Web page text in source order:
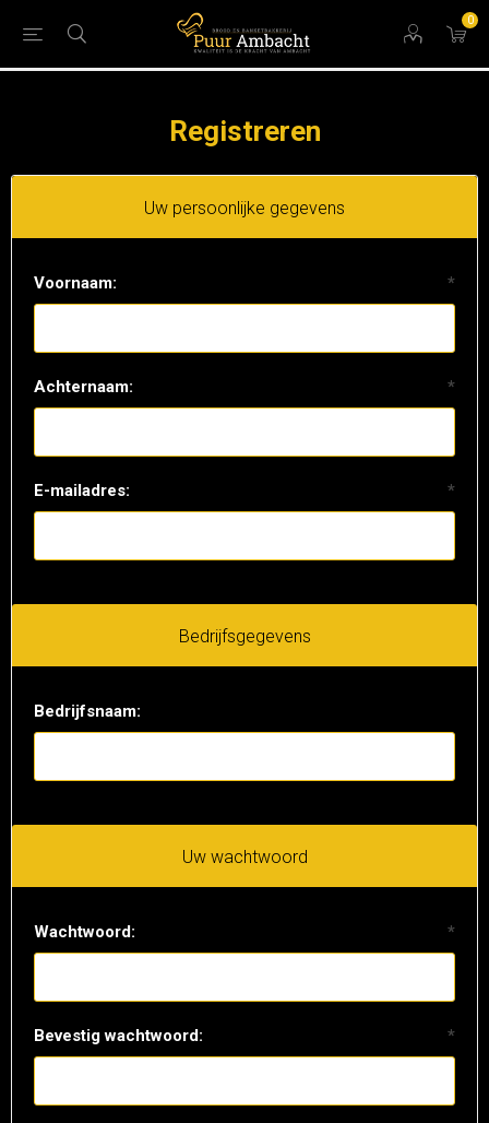
0
Registreren
Uw persoonlijke gegevens
Voornaam: *
Achternaam: *
E-mailadres: *
Bedrijfsgegevens
Bedrijfsnaam:
Uw wachtwoord
Wachtwoord: *
Bevestig wachtwoord: *